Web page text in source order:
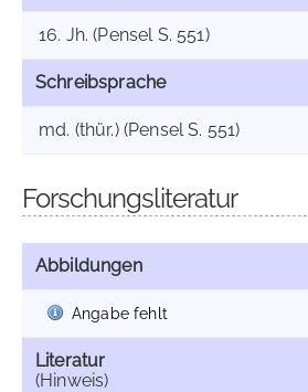
16. Jh. (Pensel S. 551)
Schreibsprache
md. (thür.) (Pensel S. 551)
Forschungsliteratur
Abbildungen
Angabe fehlt
Literatur
(Hinweis)